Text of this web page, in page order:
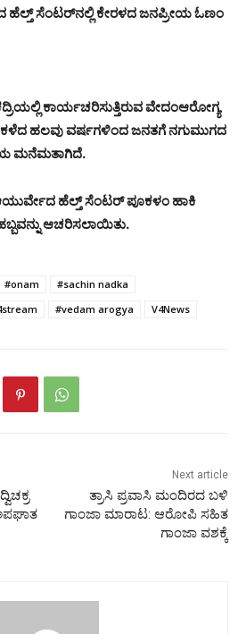
ಹೆಲ್ತ್ ಸೆಂಟರ್‌ನಲ್ಲಿ ಕೇರಳದ ಜನಪ್ರೀಯ ಓಣಂ
ಕಾರ್ಯಚರಿಸುತ್ತಿರುವ ವೇದಂಆರೋಗ್ಯ
ಹಲವು ವರ್ಷಗಳಿಂದ ಜನತಗೆ ನಗುಮುಗದ
ಮನೆಮತಾಗಿದೆ.
ಹೆಲ್ತ್ ಸೆಂಟರ್ ಪೂಕಳಂ ಹಾಕಿ
ಆಚರಿಸಲಾಯಿತು.
#onam
#sachin nadka
#vedam arogya V4News
Next article
ತ್ರಾಸಿ ಪ್ರವಾಸಿ ಮಂದಿರದ ಬಳಿ
ಗಾಂಜಾ ಮಾರಾಟ: ಆರೋಪಿ ಸಹಿತ
ಗಾಂಜಾ ವಶಕ್ಕೆ